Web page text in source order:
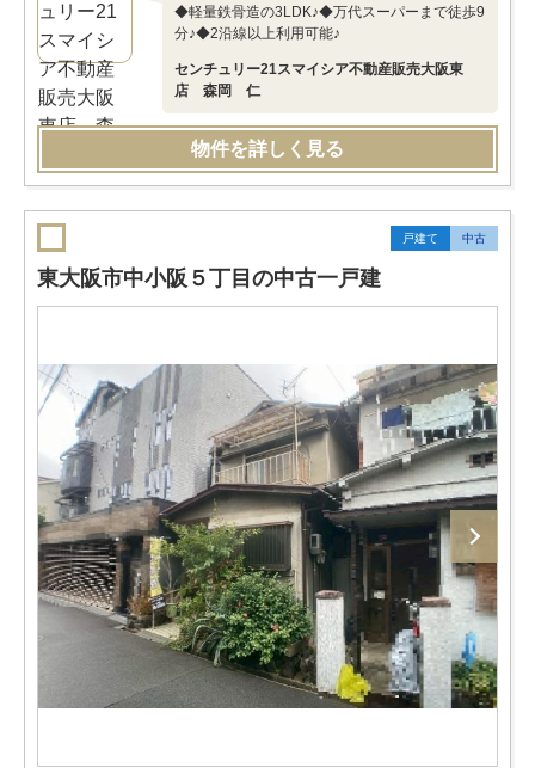
◆軽量鉄骨造の3LDK♪◆万代スーパーまで徒歩9
分♪◆2沿線以上利用可能♪
センチュリー21スマイシア不動産販売大阪東
店 森岡 仁
物件を詳しく見る
戸建て 中古
東大阪市中小阪５丁目の中古一戸建